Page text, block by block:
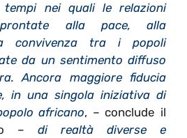
nei quali le relazioni
alla pace, alla
convivenza tra i popoli
da un sentimento diffuso
Ancora maggiore fiducia
in una singola iniziativa di
africano, – conclude il
– di realtà diverse e